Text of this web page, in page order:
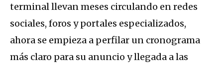
terminal llevan meses circulando en redes
sociales, foros y portales especializados,
ahora se empieza a perfilar un cronograma
más claro para su anuncio y llegada a las